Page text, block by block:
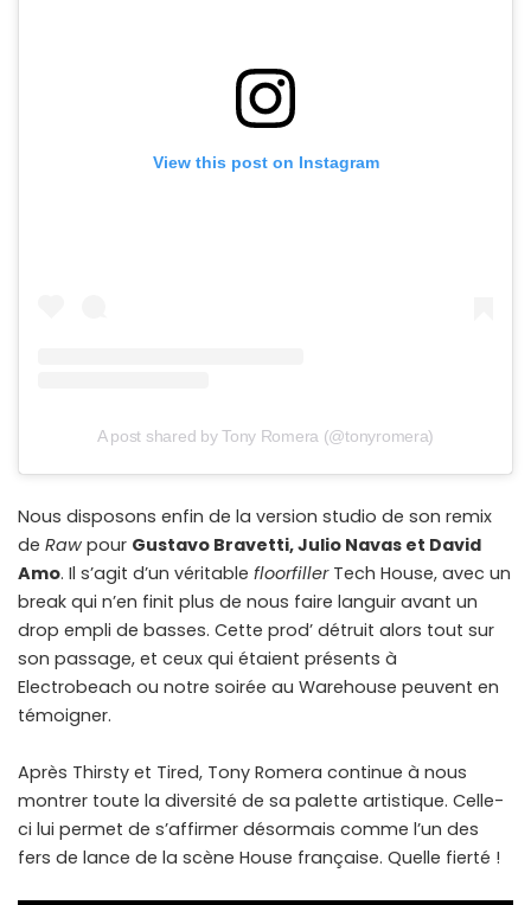
View this post on Instagram
A post shared by Tony Romera (@tonyromera)
Nous disposons enfin de la version studio de son remix
de Raw pour Gustavo Bravetti, Julio Navas et David
Amo. Il s’agit d’un véritable floorfillerTech House, avec un
break qui n’en finit plus de nous faire languir avant un
drop empli de basses. Cette prod’ détruit alors tout sur
son passage, et ceux qui étaient présents à
Electrobeach ou notre soirée au Warehouse peuvent en
témoigner.
Après Thirsty et Tired, Tony Romera continue à nous
montrer toute la diversité de sa palette artistique. Celle-
ci lui permet de s’affirmer désormais comme l’un des
fers de lance de la scène House française. Quelle fierté !